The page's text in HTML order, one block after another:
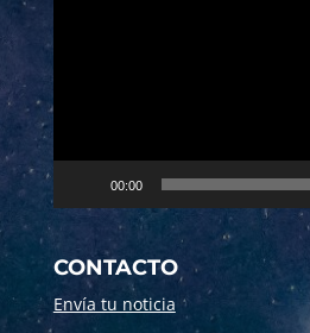
00:00
CONTACTO
Envía tu noticia